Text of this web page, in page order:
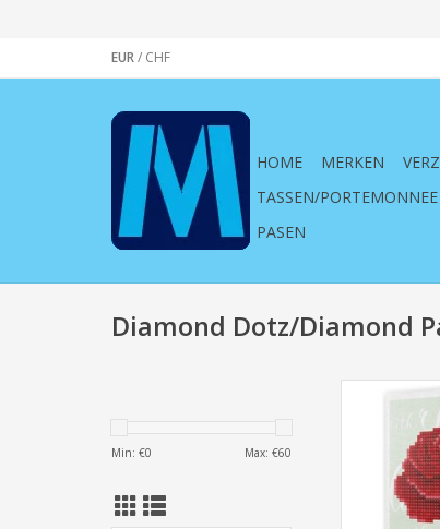
EUR/ CHF
HOME MERKEN
TASSEN/PORTEMONNEE
PASEN
Diamond Dotz/Diamond
Min: €0 Max: €60
Diamond
TOEVOEGEN